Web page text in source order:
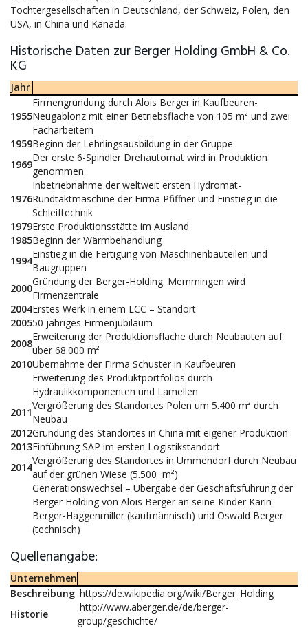
Tochtergesellschaften in Deutschland, der Schweiz, Polen, den
USA, in China und Kanada.
Historische Daten zur Berger Holding GmbH & Co.
KG
Jahr
1955
Firmengründung durch Alois Berger in Kaufbeuren-
Neugablonz mit einer Betriebsfläche von 105 m² und zwei
Facharbeitern
1959Beginn der Lehrlingsausbildung in der Gruppe
1969
Der erste 6-Spindler Drehautomat wird in Produktion
genommen
1976
Inbetriebnahme der weltweit ersten Hydromat-
Rundtaktmaschine der Firma Pfiffner und Einstieg in die
Schleiftechnik
1979Erste Produktionsstätte im Ausland
1985Beginn der Wärmbehandlung
1994
Einstieg in die Fertigung von Maschinenbauteilen und
Baugruppen
2000
Gründung der Berger-Holding. Memmingen wird
Firmenzentrale
2004Erstes Werk in einem LCC – Standort
200550 jähriges Firmenjubiläum
2008
Erweiterung der Produktionsfläche durch Neubauten auf
über 68.000 m²
2010Übernahme der Firma Schuster in Kaufbeuren
Erweiterung des Produktportfolios durch
Hydraulikkomponenten und Lamellen
2011
Vergrößerung des Standortes Polen um 5.400 m² durch
Neubau
2012Gründung des Standortes in China mit eigener Produktion
2013Einführung SAP im ersten Logistikstandort
2014
Vergrößerung des Standortes in Ummendorf durch Neubau
auf der grünen Wiese (5.500 m²)
Generationswechsel – Übergabe der Geschäftsführung der
Berger Holding von Alois Berger an seine Kinder Karin
Berger-Haggenmiller (kaufmännisch) und Oswald Berger
(technisch)
Quellenangabe:
Unternehmen
Beschreibung https://de.wikipedia.org/wiki/Berger_Holding
Historie
http://www.aberger.de/de/berger-
group/geschichte/